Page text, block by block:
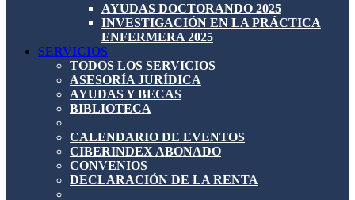
AYUDAS DOCTORANDO 2025
INVESTIGACIÓN EN LA PRÁCTICA
ENFERMERA 2025
SERVICIOS
TODOS LOS SERVICIOS
ASESORÍA JURÍDICA
AYUDAS Y BECAS
BIBLIOTECA
CALENDARIO DE EVENTOS
CIBERINDEX ABONADO
CONVENIOS
DECLARACIÓN DE LA RENTA